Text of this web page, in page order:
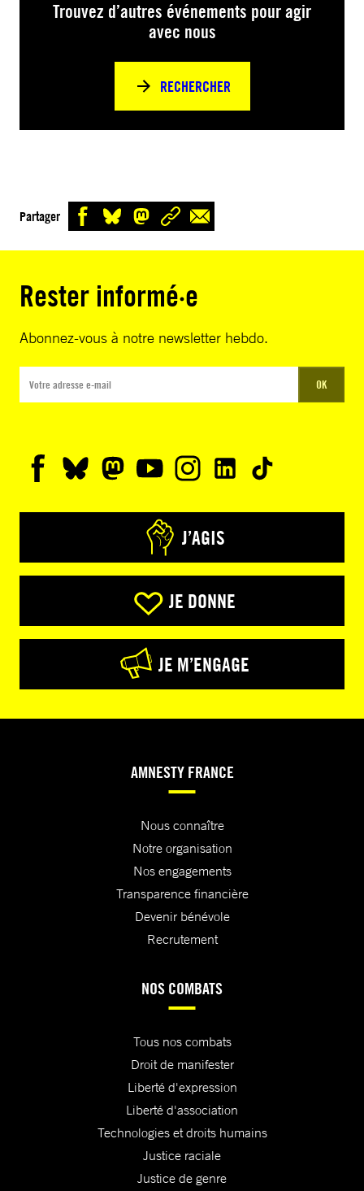
Trouvez d’autres événements pour agir
avec nous
RECHERCHER
Partager
Rester informé·e
Abonnez-vous à notre newsletter hebdo.
OK
J’AGIS
JE DONNE
JE M’ENGAGE
AMNESTY FRANCE
Nous connaître
Notre organisation
Nos engagements
Transparence financière
Devenir bénévole
Recrutement
NOS COMBATS
Tous nos combats
Droit de manifester
Liberté d'expression
Liberté d'association
Technologies et droits humains
Justice raciale
Justice de genre